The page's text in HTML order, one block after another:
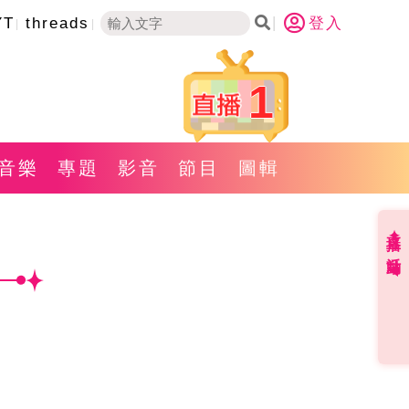
threads 登入
1
樂 專題 影音 節目 圖輯
直播✦活動